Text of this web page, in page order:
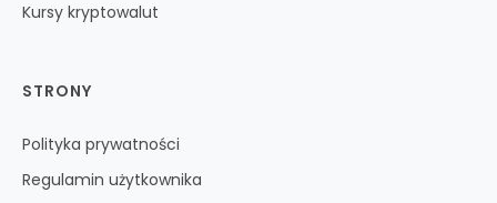
Kursy kryptowalut
STRONY
Polityka prywatności
Regulamin użytkownika